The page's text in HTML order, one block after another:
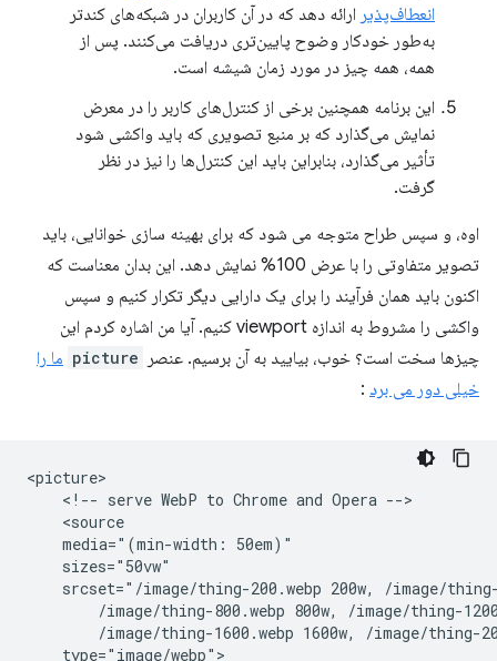
انعطاف‌پذیر ارائه دهد که در آن کاربران در شبکه‌های کندتر
به‌طور خودکار وضوح پایین‌تری دریافت می‌کنند. پس از
همه، همه چیز در مورد زمان شیشه است.
این برنامه همچنین برخی از کنترل‌های کاربر را در معرض
نمایش می‌گذارد که بر منبع تصویری که باید واکشی شود
تأثیر می‌گذارد، بنابراین باید این کنترل‌ها را نیز در نظر
گرفت.
اوه، و سپس طراح متوجه می شود که برای بهینه سازی خوانایی، باید
تصویر متفاوتی را با عرض 100% نمایش دهد. این بدان معناست که
اکنون باید همان فرآیند را برای یک دارایی دیگر تکرار کنیم و سپس
واکشی را مشروط به اندازه viewport کنیم. آیا من اشاره کردم این
چیزها سخت است؟ خوب، بیایید به آن برسیم. عنصر
picture ما را
خیلی دور می برد :
<picture>
    <!-- serve WebP to Chrome and Opera -->
    <source
    media="(min-width: 50em)"
    sizes="50vw"
srcset="/image/thing-200.webp 200w, /image/
/image/thing-800.webp 800w, /image/thing-
/image/thing-1600.webp 1600w, /image/thing-
    type="image/webp">